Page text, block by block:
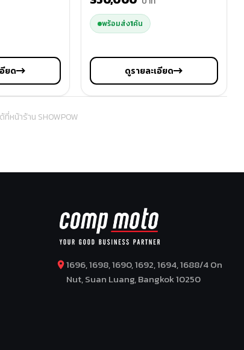
ยด
พร้อมส่ง1คัน
ดูรายละเอียด
หน้าร้าน SHOWPOW
1696, 1698, 1690, 1692, 1694, 1688/4 On
Nut, Suan Luang, Bangkok 10250